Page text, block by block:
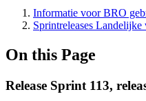
Informatie voor BRO
Sprintreleases
On this Page
Release Sprint 113,